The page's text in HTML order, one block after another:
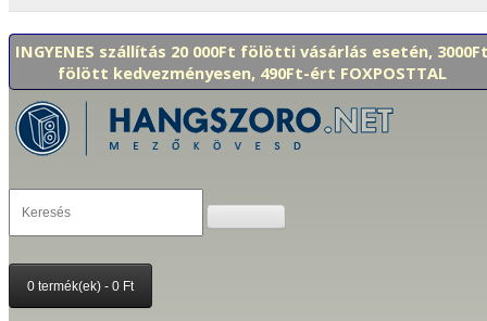
INGYENES szállítás 20 000Ft fölötti vásárlás esetén,
fölött kedvezményesen, 490Ft-ért FOXPOSTTAL
0 termék(ek) - 0 Ft